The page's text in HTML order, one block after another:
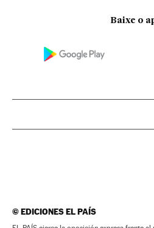
Baixe o
©EDICIONES EL PAÍS